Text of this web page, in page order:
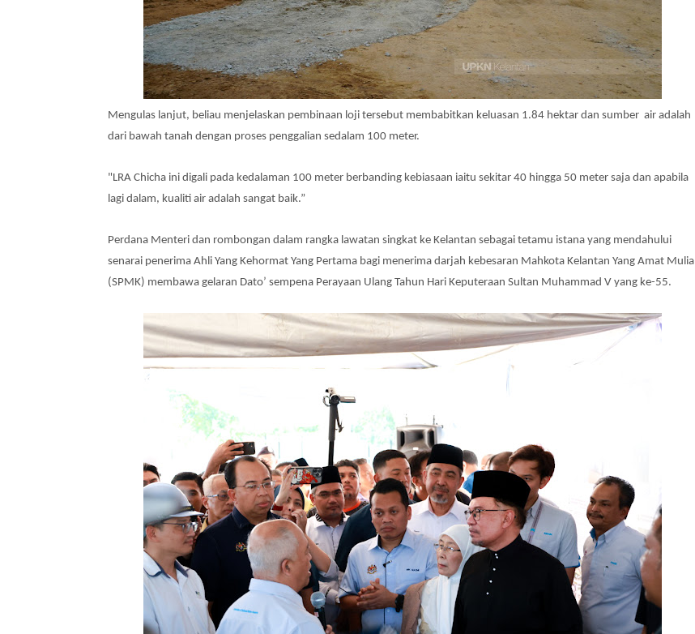
Mengulas lanjut, beliau menjelaskan pembinaan loji tersebut membabitkan keluasan 1.84 hektar dan sumber air adalah
dari bawah tanah dengan proses penggalian sedalam 100 meter.
"LRA Chicha ini digali pada kedalaman 100 meter berbanding kebiasaan iaitu sekitar 40 hingga 50 meter saja dan apabila
lagi dalam, kualiti air adalah sangat baik.”
Perdana Menteri dan rombongan dalam rangka lawatan singkat ke Kelantan sebagai tetamu istana yang mendahului
senarai penerima Ahli Yang Kehormat Yang Pertama bagi menerima darjah kebesaran Mahkota Kelantan Yang Amat Mulia
(SPMK) membawa gelaran Dato’ sempena Perayaan Ulang Tahun Hari Keputeraan Sultan Muhammad V yang ke-55.